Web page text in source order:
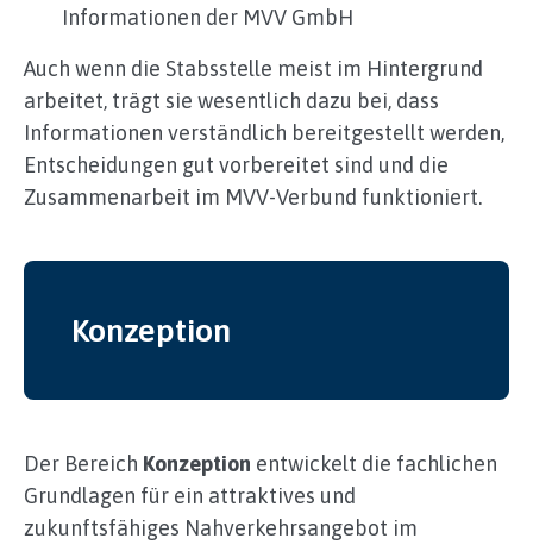
Informationen der MVV GmbH
Auch wenn die Stabsstelle meist im Hintergrund
arbeitet, trägt sie wesentlich dazu bei, dass
Informationen verständlich bereitgestellt werden,
Entscheidungen gut vorbereitet sind und die
Zusammenarbeit im MVV-Verbund funktioniert.
Konzeption
Der Bereich Konzeption entwickelt die fachlichen
Grundlagen für ein attraktives und
zukunftsfähiges Nahverkehrsangebot im